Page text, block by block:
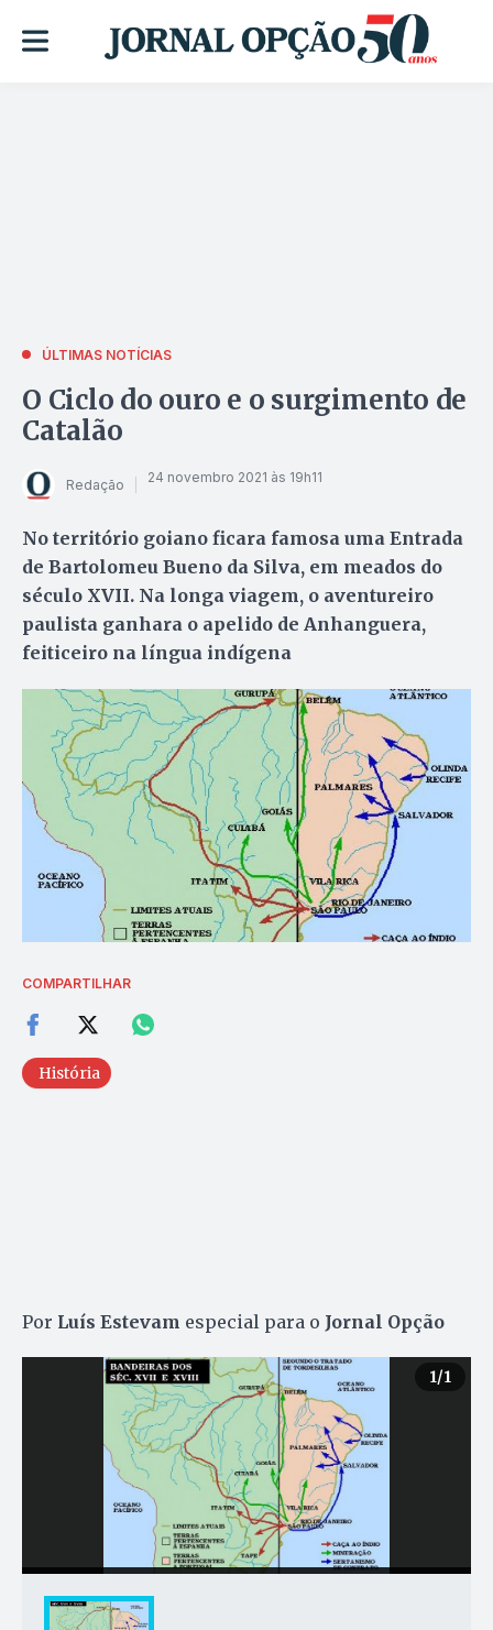
ÚLTIMAS NOTÍCIAS
O Ciclo do ouro e o surgimento de
Catalão
Redação 24 novembro 2021 às 19h11
No território goiano ficara famosa uma Entrada
de Bartolomeu Bueno da Silva, em meados do
século XVII. Na longa viagem, o aventureiro
paulista ganhara o apelido de Anhanguera,
feiticeiro na língua indígena
COMPARTILHAR
História
Por Luís Estevam especial para o Jornal Opção
1/1